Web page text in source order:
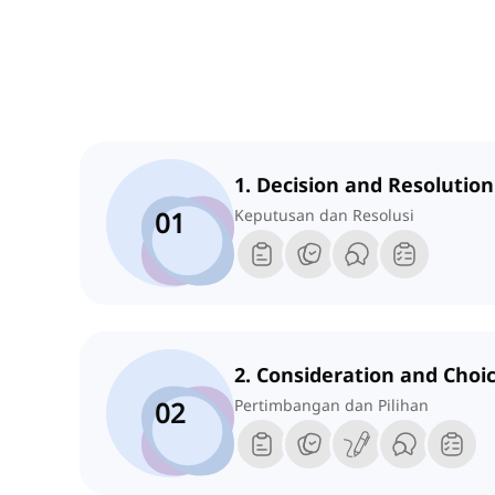
01
1. Decision and Resolution
Keputusan dan Resolusi
02
2. Consideration and
Pertimbangan dan Pilihan